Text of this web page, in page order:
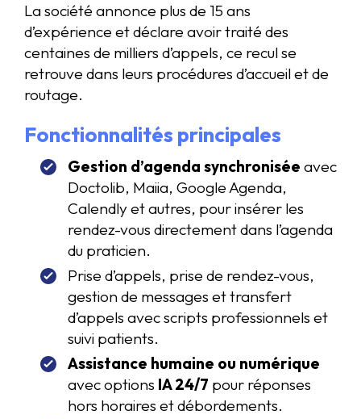
La société annonce plus de 15 ans
d’expérience et déclare avoir traité des
centaines de milliers d’appels, ce recul se
retrouve dans leurs procédures d’accueil et de
routage.
Fonctionnalités principales
Gestion d’agenda synchronisée avec
Doctolib, Maiia, Google Agenda,
Calendly et autres, pour insérer les
rendez-vous directement dans l’agenda
du praticien.
Prise d’appels, prise de rendez-vous,
gestion de messages et transfert
d’appels avec scripts professionnels et
suivi patients.
Assistance humaine ou numérique
avec options IA 24/7 pour réponses
hors horaires et débordements.